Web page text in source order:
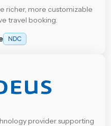
richer, more customizable
travel booking.
NDC
provider supporting